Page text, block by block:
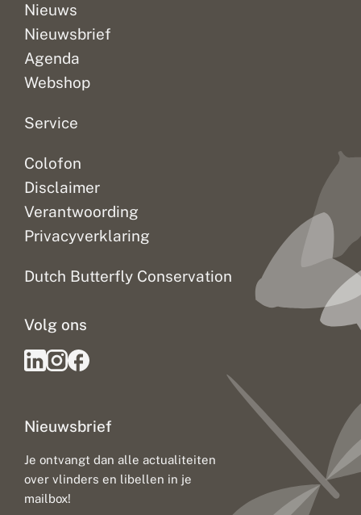
Nieuws
Nieuwsbrief
Agenda
Webshop
Service
Colofon
Disclaimer
Verantwoording
Privacyverklaring
Dutch Butterfly Conservation
Nieuwsbrief
Je ontvangt dan alle actualiteiten
over vlinders en libellen in je
mailbox!
Volg ons